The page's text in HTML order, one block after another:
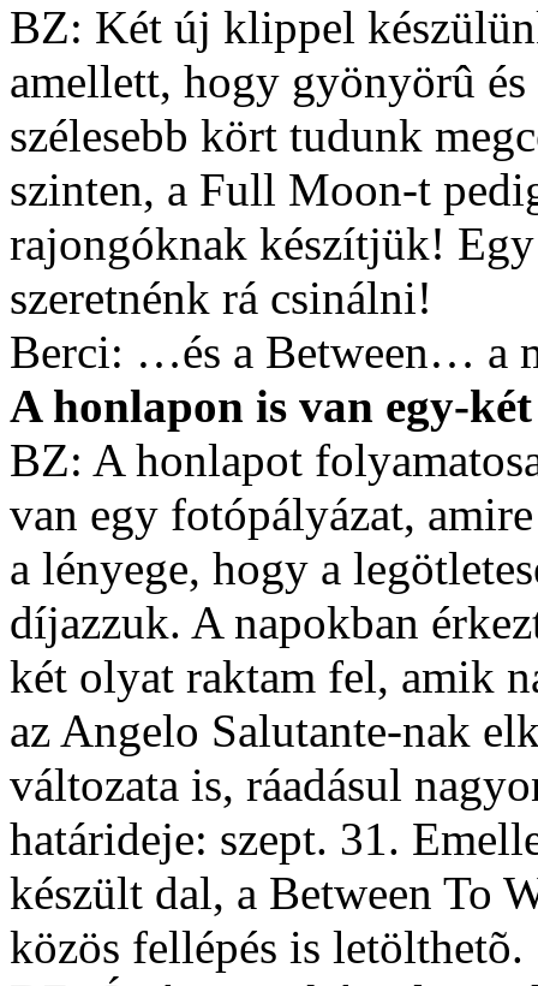
BZ: Két új klippel
amellett, hogy gyönyörû
szélesebb kört tudunk
szinten, a Full Moon-t
rajongóknak készítjük!
szeretnénk rá csinálni!
Berci: …és a Between… a
A honlapon is van egy-
BZ: A honlapot
van egy fotópályázat,
a lényege, hogy a
díjazzuk. A napokban
két olyat raktam fel, amik
az Angelo Salutante-nak
változata is, ráadásul
határideje: szept. 31.
készült dal, a Between To
közös fellépés is letölthetõ.